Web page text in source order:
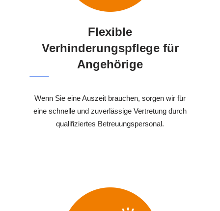
Flexible
Verhinderungspflege für
Angehörige
Wenn Sie eine Auszeit brauchen, sorgen wir für
eine schnelle und zuverlässige Vertretung durch
qualifiziertes Betreuungspersonal.